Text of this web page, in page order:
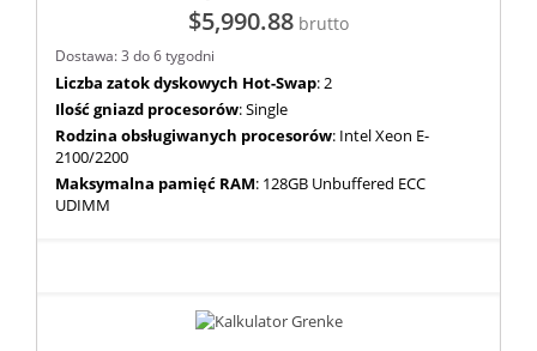
$5,990.88 brutto
Dostawa: 3 do 6 tygodni
Liczba zatok dyskowych Hot-Swap: 2
Ilość gniazd procesorów: Single
Rodzina obsługiwanych procesorów: Intel Xeon E-
2100/2200
Maksymalna pamięć RAM: 128GB Unbuffered ECC
UDIMM